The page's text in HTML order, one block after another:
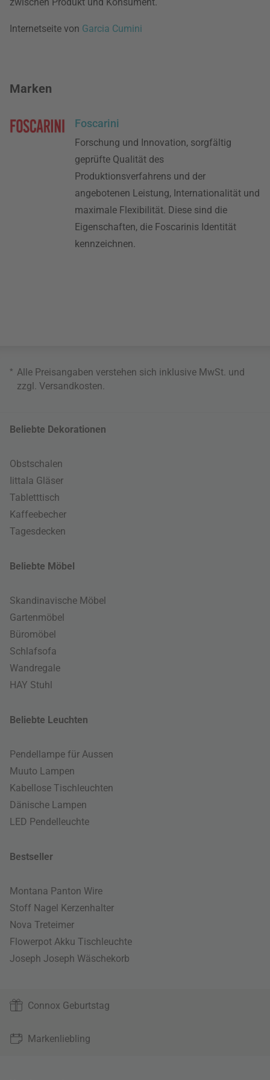
Internetseite von Garcia Cumini
Marken
Foscarini
Forschung und Innovation, sorgfältig
geprüfte Qualität des
Produktionsverfahrens und der
angebotenen Leistung, Internationalität und
maximale Flexibilität. Diese sind die
Eigenschaften, die Foscarinis Identität
kennzeichnen.
* Alle Preisangaben verstehen sich inklusive MwSt. und
zzgl. Versandkosten
Beliebte Dekorationen
Obstschalen
Iittala Gläser
Tabletttisch
Kaffeebecher
Tagesdecken
Beliebte Möbel
Skandinavische Möbel
Gartenmöbel
Büromöbel
Schlafsofa
Wandregale
HAY Stuhl
Beliebte Leuchten
Pendellampe für Aussen
Muuto Lampen
Kabellose Tischleuchten
Dänische Lampen
LED Pendelleuchte
Bestseller
Montana Panton Wire
Stoff Nagel Kerzenhalter
Nova Treteimer
Flowerpot Akku Tischleuchte
Joseph Joseph Wäschekorb
Connox Geburtstag
Markenliebling